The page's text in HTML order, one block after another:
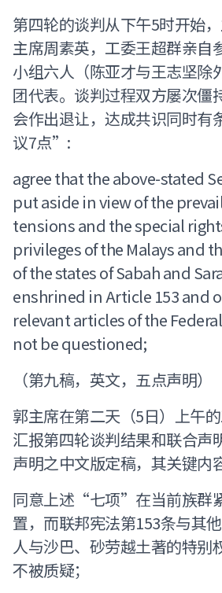
第四轮的谈判从下午5时开始
主席周素英，工委王超群亲自
小组六人（陈亚才与王志坚除
团代表。谈判过程双方屡次僵
会作出退让，达成共识同时
议7点”:
agree that the above-stated
put aside in view of the
tensions and the special
privileges of the Malays and
of the states of Sabah and
enshrined in Article 153 and
relevant articles of the
not be questioned;
（第九稿，英文，五点声明）
郭主席在第二天（5日）上午
汇报第四轮谈判结果和联合声
声明之中文版定稿，其关键内
同意上述“七项”在当前族群
置，而联邦宪法第153条与其
人与沙巴、砂劳越土著的特别
不被质疑；